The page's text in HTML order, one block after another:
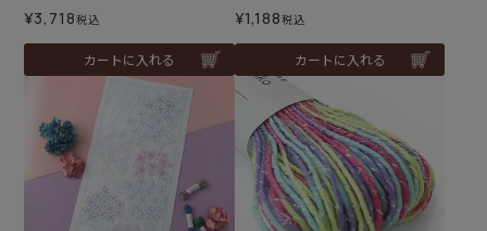
¥3,718税込
カートに入れる
¥1,188税込
カートに入れる